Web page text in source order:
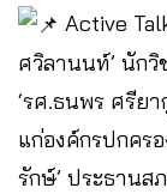
Active
ศวิลานนท์’ นักวิ
‘รศ.ธนพร ศรีย
แก่องค์กรปกคร
รักษ์’ ประธานส